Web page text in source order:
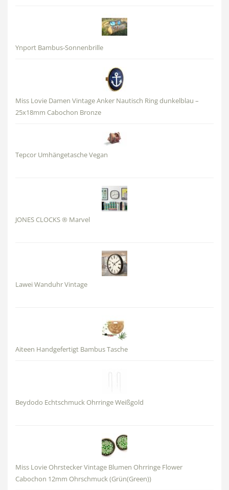
Ynport Bambus-Sonnenbrille
Miss Lovie Damen Vintage Anker Nautisch Ring dunkelblau –
25x18mm Cabochon Bronze
Tepcor Umhängetasche Vegan
JONES CLOCKS ® Marvel
Lawei Wanduhr Vintage
Aiteen Handgefertigt Bambus Tasche
Beydodo Echtschmuck Ohrringe Weißgold
Miss Lovie Ohrstecker Vintage Blumen Ohrringe Flower
Cabochon 12mm Ohrschmuck (Grün(Green))